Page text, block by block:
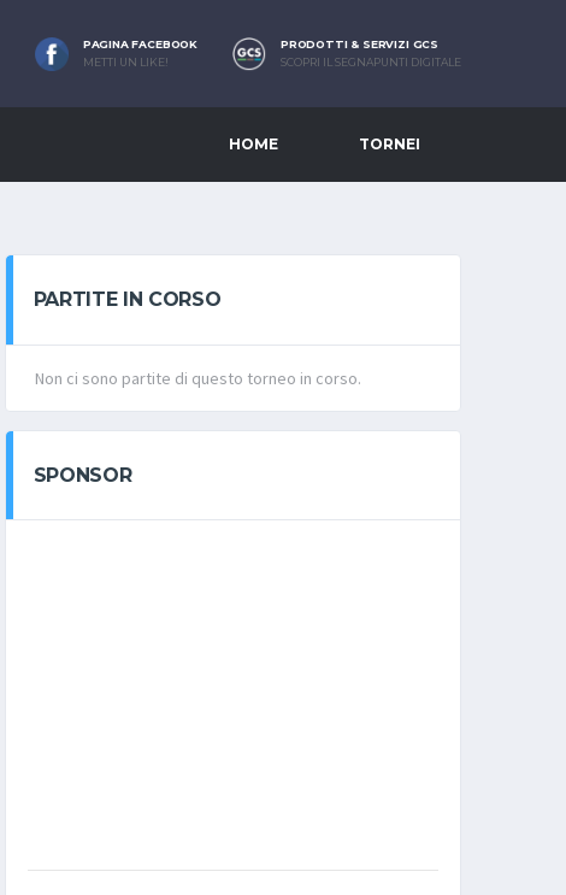
PAGINA FACEBOOK
METTI UN LIKE!
PRODOTTI & SERVIZI GCS
SCOPRI IL SEGNAPUNTI DIGITALE
HOME TORNEI
PARTITE IN CORSO
Non ci sono partite di questo torneo in corso.
SPONSOR